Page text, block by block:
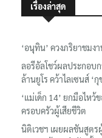
เรื่องล่าสุด
‘อนุทิน’ ควงภริยาชมง
ลอรีอัลโชว์ผลประกอบ
ล้านยูโร คว้าไลเซนส์
‘แม่เด็ก 14’ ยกมือไหว้
ครอบครัวผู้เสียชีวิต
นิติเวชฯ เผยผลชันสูตร